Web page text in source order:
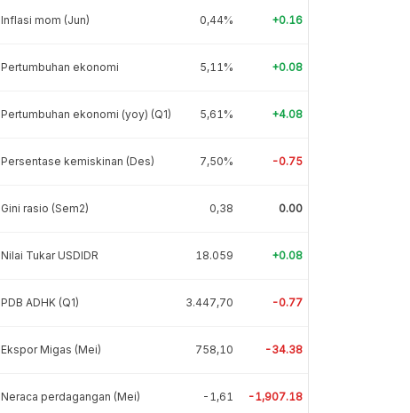
Inflasi mom (Jun) 0,44% +0.16
Pertumbuhan ekonomi 5,11% +0.08
Pertumbuhan ekonomi (yoy) (Q1) 5,61% +4.08
Persentase kemiskinan (Des) 7,50% -0.75
Gini rasio (Sem2) 0,38 0.00
Nilai Tukar USDIDR 18.059 +0.08
PDB ADHK (Q1) 3.447,70 -0.77
Ekspor Migas (Mei) 758,10 -34.38
Neraca perdagangan (Mei) -1,61 -1,907.18